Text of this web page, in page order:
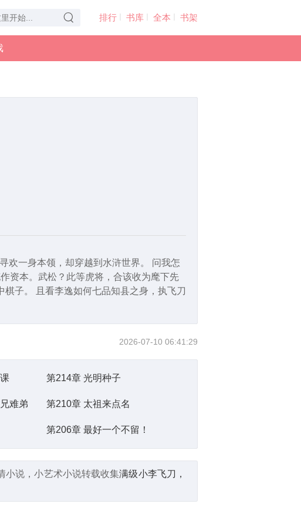
排行 书库 全本 书架
欢一身本领，却穿越到水浒世界。 问我怎
资本。武松？此等虎将，合该收为麾下先
子。 且看李逸如何七品知县之身，执飞刀
2026-07-10 06:41:29
第214章 光明种子
难弟 第210章 太祖来点名
第206章 最好一个不留！
小说，小艺术小说转载收集满级小李飞刀，